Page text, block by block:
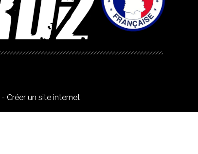
Créer un site internet